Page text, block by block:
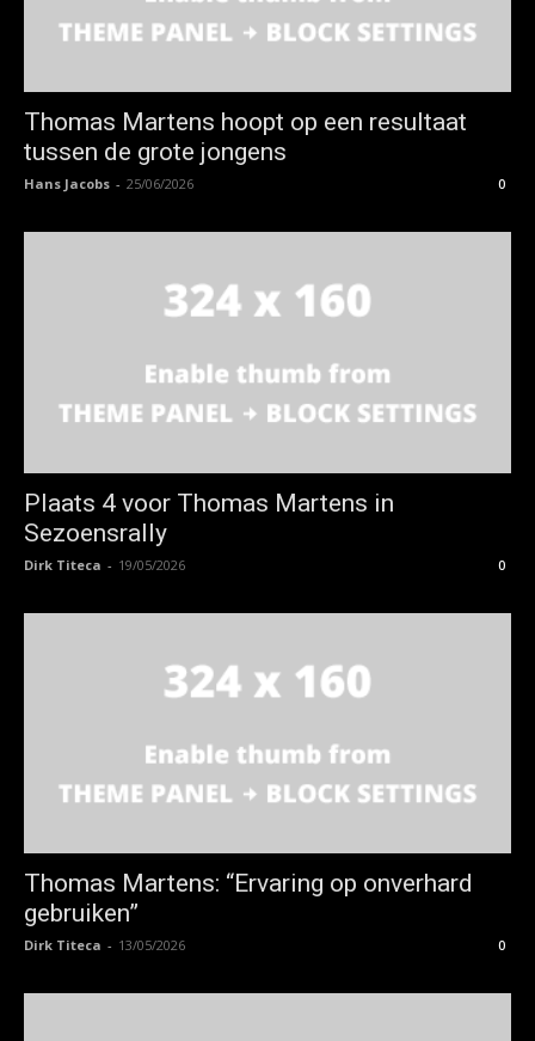
Thomas Martens hoopt op een resultaat
tussen de grote jongens
Hans Jacobs - 25/06/2026 0
Plaats 4 voor Thomas Martens in
Sezoensrally
Dirk Titeca - 19/05/2026 0
Thomas Martens: “Ervaring op onverhard
gebruiken”
Dirk Titeca - 13/05/2026 0